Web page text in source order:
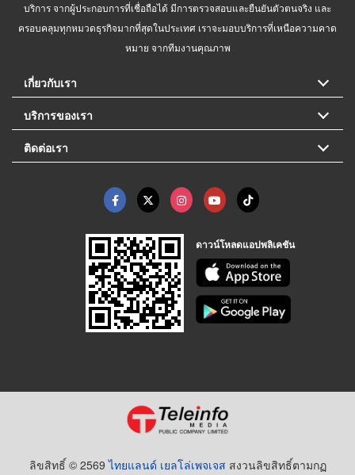
บริการ จากผู้ประกอบการที่เชื่อถือได้ มีการตรวจสอบและยืนยันตัวตนจริง และ
ครอบคลุมทุกหมวดธุรกิจมากที่สุดในประเทศ เราจะมอบบริการที่เหนือความคาด
หมาย จากทีมงานคุณภาพ
เกี่ยวกับเรา
บริการของเรา
ติดต่อเรา
ดาวน์โหลดแอปพลิเคชัน
ลิขสิทธิ์ © 2569ไทยแลนด์ เยลโล่เพจเจส สงวนลิขสิทธิ์ตามกฏ